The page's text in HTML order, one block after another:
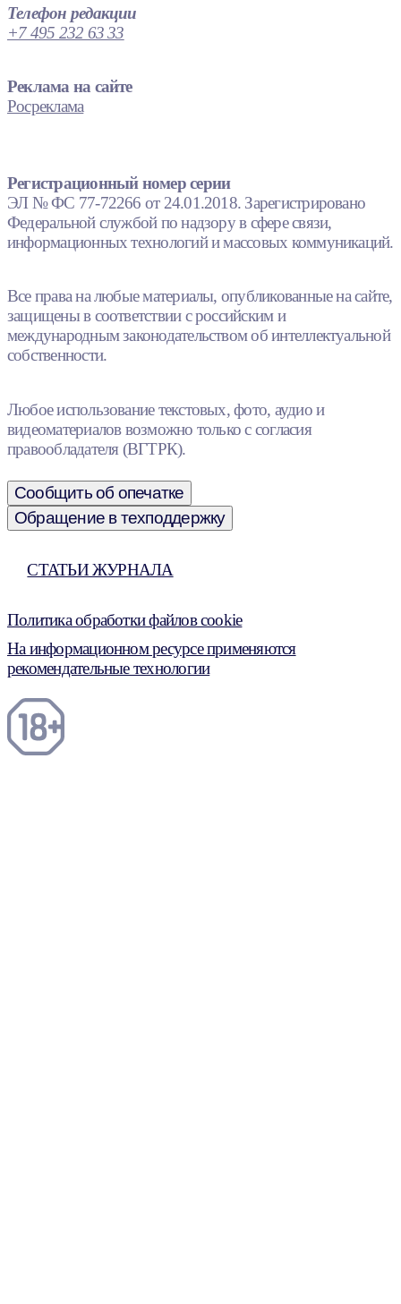
Телефон редакции
+7 495 232 63 33
Реклама на сайте
Росреклама
Регистрационный номер серии
ЭЛ № ФС 77-72266 от 24.01.2018. Зарегистрировано
Федеральной службой по надзору в сфере связи,
информационных технологий и массовых коммуникаций.
Все права на любые материалы, опубликованные на сайте,
защищены в соответствии с российским и
международным законодательством об интеллектуальной
собственности.
Любое использование текстовых, фото, аудио и
видеоматериалов возможно только с согласия
правообладателя (ВГТРК).
Сообщить об опечатке
Обращение в техподдержку
СТАТЬИ ЖУРНАЛА
Политика обработки файлов cookie
На информационном ресурсе применяются
рекомендательные технологии